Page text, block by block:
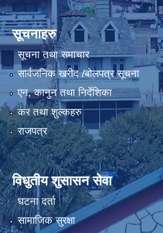
सूचनाहरु
सूचना तथा समाचार
सार्वजनिक खरीद /बोलपत्र सूचना
एन, कानुन तथा निर्देशिका
कर तथा शुल्कहरु
राजपत्र
विधुतीय शुसासन सेवा
घटना दर्ता
सामाजिक सुरक्षा